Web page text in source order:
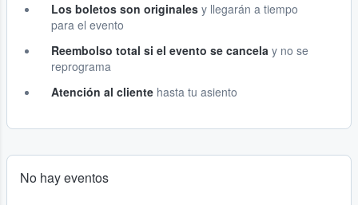
Los boletos son originales y llegarán a tiempo
para el evento
Reembolso total si el evento se cancela y no se
reprograma
Atención al cliente hasta tu asiento
No hay eventos